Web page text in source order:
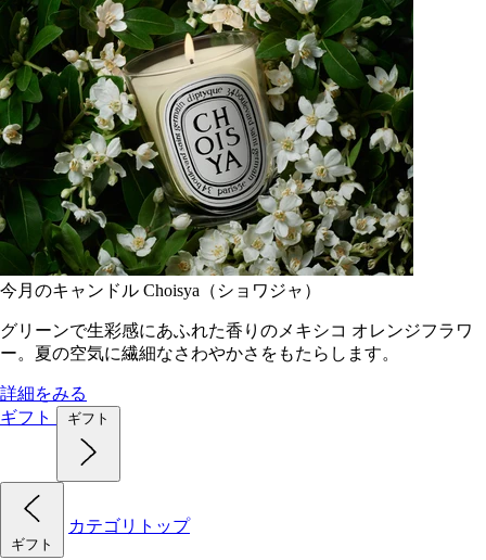
今月のキャンドル Choisya（ショワジャ）
グリーンで生彩感にあふれた香りのメキシコ オレンジフラワ
ー。夏の空気に繊細なさわやかさをもたらします。
詳細をみる
ギフト
ギフト
ギフト
カテゴリトップ